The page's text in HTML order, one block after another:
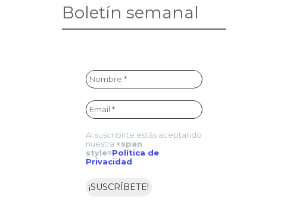
Boletín semanal
Al suscribirte estás aceptando
nuestra <span
style=Política de
Privacidad